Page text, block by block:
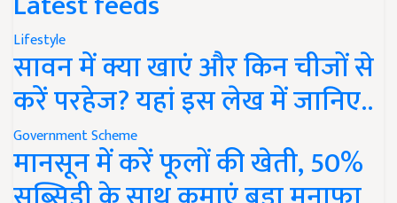
Lifestyle
सावन में क्या खाएं और किन चीजों से
करें परहेज? यहां इस लेख में जानिए..
Government Scheme
मानसून में करें फूलों की खेती, 50%